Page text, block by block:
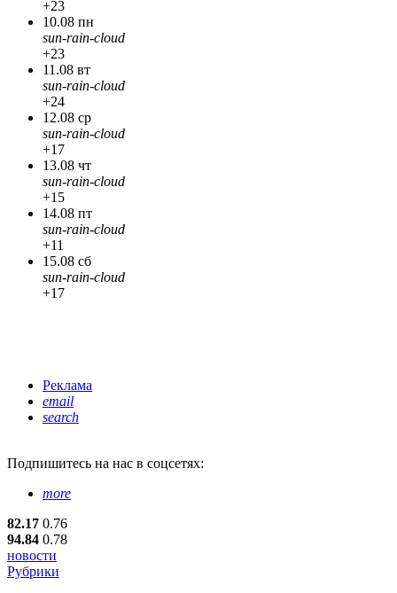
+23
10.08 пн
sun-rain-cloud
+23
11.08 вт
sun-rain-cloud
+24
12.08 ср
sun-rain-cloud
+17
13.08 чт
sun-rain-cloud
+15
14.08 пт
sun-rain-cloud
+11
15.08 сб
sun-rain-cloud
+17
Реклама
email
search
Подпишитесь на нас в соцсетях:
more
82.17 0.76
94.84 0.78
новости
Рубрики